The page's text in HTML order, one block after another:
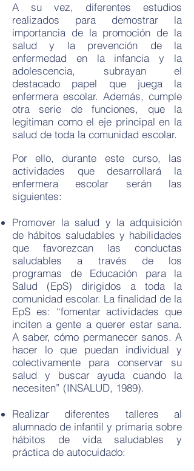
A su vez, diferentes estudios
realizados para demostrar la
importancia de la promoción de la
salud y la prevención de la
enfermedad en la infancia y la
adolescencia, subrayan el
destacado papel que juega la
enfermera escolar. Además, cumple
otra serie de funciones, que la
legitiman como el eje principal en la
salud de toda la comunidad escolar.
Por ello, durante este curso, las
actividades que desarrollará la
enfermera escolar serán las
siguientes:
Promover la salud y la adquisición
de hábitos saludables y habilidades
que favorezcan las conductas
saludables a través de los
programas de Educación para la
Salud (EpS) dirigidos a toda la
comunidad escolar. La finalidad de la
EpS es: “fomentar actividades que
inciten a gente a querer estar sana.
A saber, cómo permanecer sanos. A
hacer lo que puedan individual y
colectivamente para conservar su
salud y buscar ayuda cuando la
necesiten” (INSALUD, 1989).
Realizar diferentes talleres al
alumnado de infantil y primaria sobre
hábitos de vida saludables y
práctica de autocuidado: